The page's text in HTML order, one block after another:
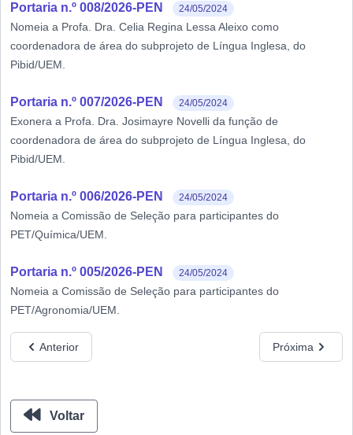
Portaria n.º 008/2026-PEN 24/05/2024
Nomeia a Profa. Dra. Celia Regina Lessa Aleixo como
coordenadora de área do subprojeto de Língua Inglesa, do
Pibid/UEM.
Portaria n.º 007/2026-PEN 24/05/2024
Exonera a Profa. Dra. Josimayre Novelli da função de
coordenadora de área do subprojeto de Língua Inglesa, do
Pibid/UEM.
Portaria n.º 006/2026-PEN 24/05/2024
Nomeia a Comissão de Seleção para participantes do
PET/Química/UEM.
Portaria n.º 005/2026-PEN 24/05/2024
Nomeia a Comissão de Seleção para participantes do
PET/Agronomia/UEM.
Anterior Próxima
Voltar